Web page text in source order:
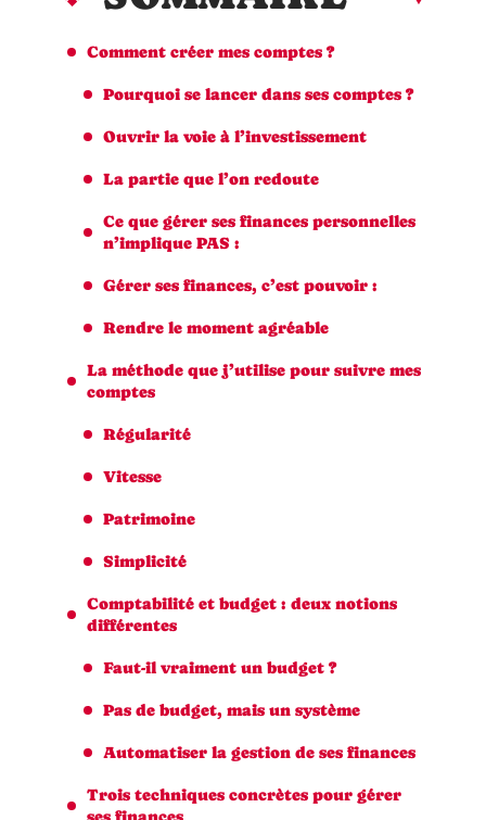
Comment créer mes comptes ?
Pourquoi se lancer dans ses comptes ?
Ouvrir la voie à l’investissement
La partie que l’on redoute
Ce que gérer ses finances personnelles
n’implique PAS :
Gérer ses finances, c’est pouvoir :
Rendre le moment agréable
La méthode que j’utilise pour suivre mes
comptes
Régularité
Vitesse
Patrimoine
Simplicité
Comptabilité et budget : deux notions
différentes
Faut-il vraiment un budget ?
Pas de budget, mais un système
Automatiser la gestion de ses finances
Trois techniques concrètes pour gérer
ses finances